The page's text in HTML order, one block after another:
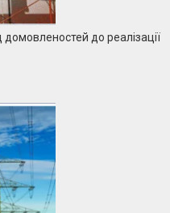
до реалізації